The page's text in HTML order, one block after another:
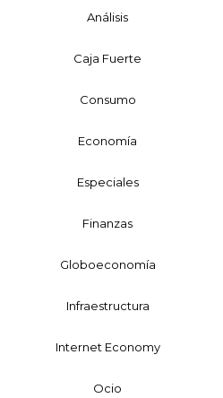
Análisis
Caja Fuerte
Consumo
Economía
Especiales
Finanzas
Globoeconomía
Infraestructura
Internet Economy
Ocio